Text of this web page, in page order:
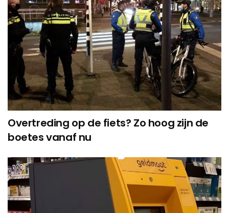
Overtreding op de fiets? Zo hoog zijn de
boetes vanaf nu